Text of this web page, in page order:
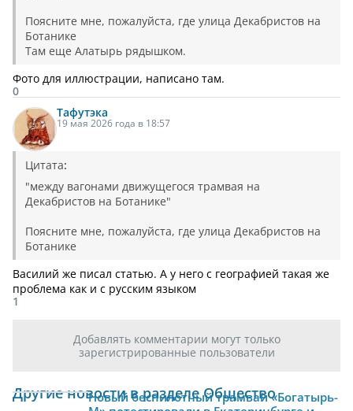
Поясните мне, пожалуйста, где улица Декабристов на
Ботанике
Там еще Алатырь рядышком.
Фото для иллюстрации, написано там.
0
Тафутэка
19 мая 2026 года в 18:57
Цитата:
"между вагонами движущегося трамвая на
Декабристов на Ботанике"
Поясните мне, пожалуйста, где улица Декабристов на
Ботанике
Василий же писал статью. А у него с географией такая же
проблема как и с русским языком
1
Добавлять комментарии могут только
зарегистрированные пользователи
Другие новости в разделе Общество
Новый беспилотный трамвай «Богатырь-